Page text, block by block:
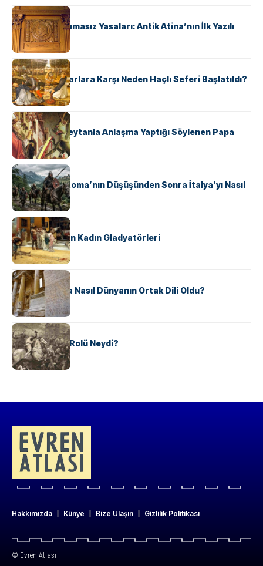
KÜLTÜR
Draco’nun Acımasız Yasaları: Antik Atina’nın İlk Yazılı
Hukuk Kodu
KÜLTÜR
Avrupalı ​​Katharlara Karşı Neden Haçlı Seferi Başlatıldı?
KÜLTÜR
II. Silvester: Şeytanla Anlaşma Yaptığı Söylenen Papa
KÜLTÜR
Ostrogotlar Roma’nın Düşüşünden Sonra İtalya’yı Nasıl
Ele Geçirdi?
KÜLTÜR
Antik Roma’nın Kadın Gladyatörleri
KÜLTÜR
Antik Yunanca Nasıl Dünyanın Ortak Dili Oldu?
KÜLTÜR
Valdensler’in Rolü Neydi?
Hakkımızda Künye Bize Ulaşın Gizlilik Politikası
© Evren Atlası